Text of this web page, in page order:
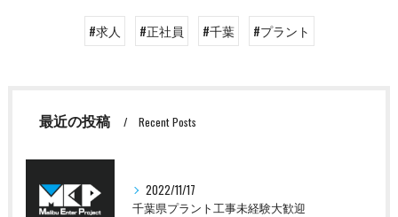
#求人 #正社員 #千葉 #プラント
最近の投稿 Recent Posts
2022/11/17
千葉県プラント工事未経験大歓迎